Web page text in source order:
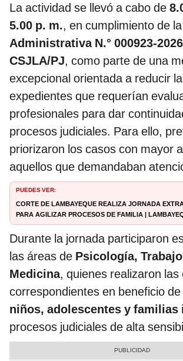
La actividad se llevó a cabo de
5.00 p. m., en cumplimiento de la
Administrativa N.° 000923-
CSJLA/PJ, como parte de una
excepcional orientada a reducir
expedientes que requerían
profesionales para dar
procesos judiciales. Para ello,
priorizaron los casos con mayor
aquellos que demandaban
PUEDES VER:
Corte de Lambayeque realiza jornada
para agilizar procesos de familia |
República
Durante la jornada participaron
las áreas de Psicología,
Medicina, quienes realizaron las
correspondientes en beneficio de
niños, adolescentes y familias
procesos judiciales de alta